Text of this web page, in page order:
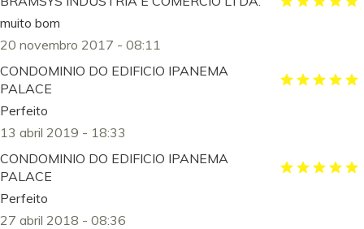
muito bom
20 novembro 2017 - 08:11
CONDOMINIO DO EDIFICIO IPANEMA
PALACE
Perfeito
13 abril 2019 - 18:33
CONDOMINIO DO EDIFICIO IPANEMA
PALACE
Perfeito
27 abril 2018 - 08:36